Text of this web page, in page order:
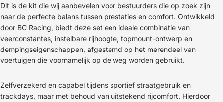
Dit is de kit die wij aanbevelen voor bestuurders die op zoek zijn
naar de perfecte balans tussen prestaties en comfort. Ontwikkeld
door BC Racing, biedt deze set een ideale combinatie van
veerconstantes, instelbare rijhoogte, topmount-ontwerp en
dempingseigenschappen, afgestemd op het merendeel van
voertuigen die voornamelijk op de weg worden gebruikt.
Zelfverzekerd en capabel tijdens sportief straatgebruik en
trackdays, maar met behoud van uitstekend rijcomfort. Hierdoor